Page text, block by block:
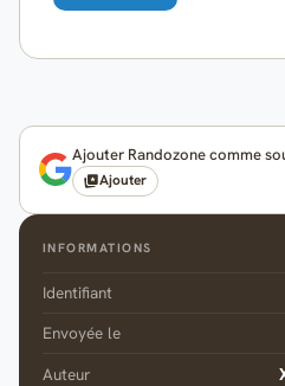
Ajouter Randozone comme
Ajouter
INFORMATIONS
Identifiant
Envoyée le
Auteur